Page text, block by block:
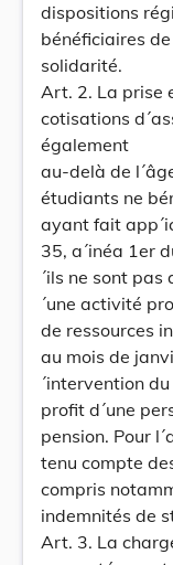
dispositions
bénéficiaires
solidarité.
Art. 2. La prise
cotisations
également
au-delà de
étudiants ne
ayant fait
35, a´inéa 1er
´ils ne sont
´une activité
de ressources
au mois de
´intervention
profit d´une
pension. Pour
tenu compte
compris
indemnités de
Art. 3. La